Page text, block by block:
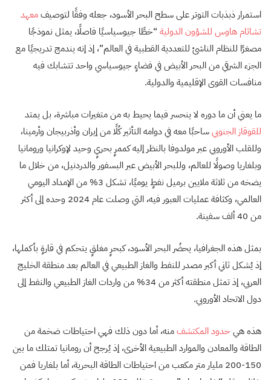
استمرار ذبذبات التوتر على سطح البحر الأسود، جعله وفقًا لتوصيفمعهد
تشاثام هاوس للشؤون الدولية“خطًا جيوسياسيًا فاصلًا، يمثل نموذجًا
مصغرًا للنظام الناشئ للتعددية القطبية في العالم”، إذ إنه يندمج تدريجيًا مع
الجزء الشرقي من البحر الأبيض في فضاءٍ جيوسياسي واحد تتشابك فيه
منافسات القوى الإقليمية والدولية.
ما يعني أن ما دوره لا ينحسر فيما يحيط به من متغيرات مباشرة، بل يمتد
للقوقاز الجنوبيساحبًا معه في دوامه التأثير كُلًا من إيران وأذربيجان وأرمينا،
وللقلب الأوروبي عبر مولدوفا بالنظر إليه كممرٍ بحريٍ وحيد لإوكرانيا ورومانيا
وبلغاريا وصولًا للعالم، وللبحر الأبيض عبر البسفور والدردنيل، من خلال ما
يضخه من ثلاثة ملايين برميل نفطٍ يوميًا، تشكل 3% من الإمداد اليومي
العالمي، وكثافة عمليات العبور فيه، التي وصلت عام 2024 وحده إلى أكثر
من 40 ألف سفينة.
بمثل هذه الجغرافيا، يحضُر البحر الأسود، كبحرٍ مغلقٍ يتحكم في قارةٍ بأكملها،
إذ يُشكل ثاني أكبر مصدر للنفط والغاز الطبيعي في العالم بعد منطقة الخليج
العربي، إذ تمثل منطقته أكثر من 34% من واردات الغاز الطبيعي والنفط إلى
دول الاتحاد الأوروبي.
هذه هيحدود المكتشفمنه، أما دون ذلك فهي احتياطات ضخمة من
الطاقة والمعادن والموارد الطبيعية الأخرى، إذ يُرجح أن رومانيا تمتلك ما بين
150-200 مليار متر مكعب من احتياطات الطاقة البحرية، أما بلغاريا فمن